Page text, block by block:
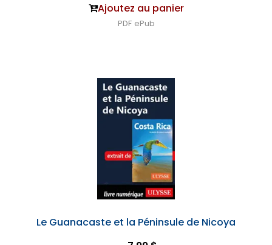
Ajoutez au panier
PDF ePub
Le Guanacaste et la Péninsule de Nicoya